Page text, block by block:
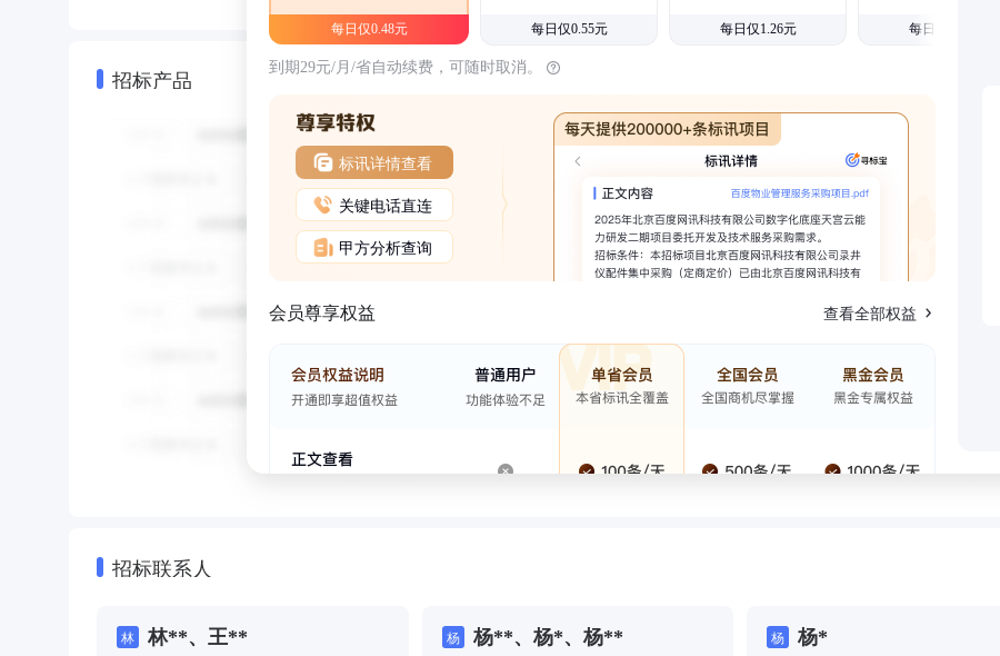
招标产品
每日仅0.48元 每日仅0.55元 每日仅1.26元 每日仅1.08元
到期29元/月/省自动续费，可随时取消。
标讯详情查看
关键电话直连
甲方分析查询
会员尊享权益 查看全部权益
招标联系人
林 林**、王** 杨 杨**、杨*、杨** 杨 杨*